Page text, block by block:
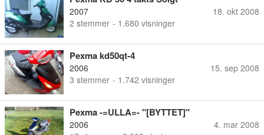
2007
2 stemmer - 1.680 visninger
18. okt 2008
Pexma kd50qt-4
2006
3 stemmer - 1.742 visninger
15. sep 2008
Pexma -=ULLA=- "[BYTTET]"
2006
4. mar 2008